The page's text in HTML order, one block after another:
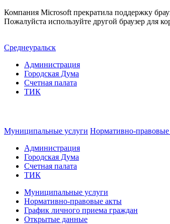
Компания Microsoft прекратила поддержку
Пожалуйста используйте другой браузер для
Среднеуральск
Администрация
Городская Дума
Счетная палата
ТИК
Муниципальные услуги Нормативно-
Администрация
Городская Дума
Счетная палата
ТИК
Муниципальные услуги
Нормативно-правовые акты
График личного приема граждан
Открытые данные